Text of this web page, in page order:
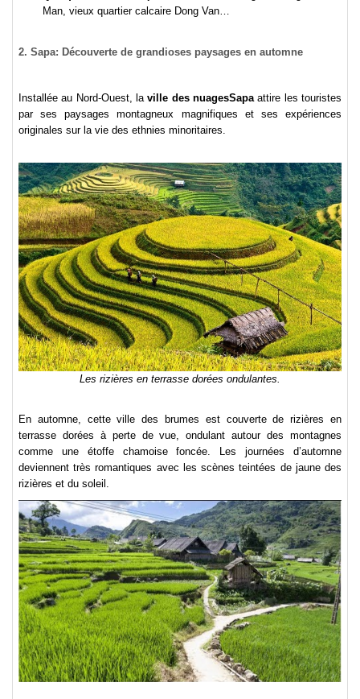
Man, vieux quartier calcaire Dong Van…
2. Sapa: Découverte de grandioses paysages en automne
Installée au Nord-Ouest, laville des nuagesSapaattire les touristes
par ses paysages montagneux magnifiques et ses expériences
originales sur la vie des ethnies minoritaires.
Les rizières en terrasse dorées ondulantes.
En automne, cette ville des brumes est couverte de rizières en
terrasse dorées à perte de vue, ondulant autour des montagnes
comme une étoffe chamoise foncée. Les journées d’automne
deviennent très romantiques avec les scènes teintées de jaune des
rizières et du soleil.